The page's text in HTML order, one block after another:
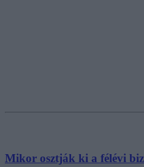
Mikor osztják ki a félévi